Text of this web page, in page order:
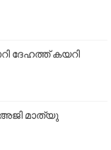
ദേഹത്ത് കയറി
അജി മാത്യു